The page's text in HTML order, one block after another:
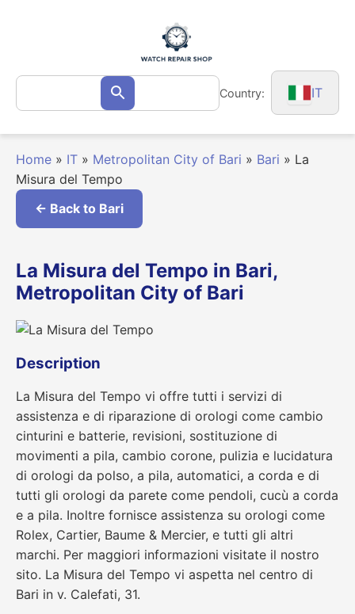
Search
for: Search Country: IT
Home » IT » Metropolitan City of Bari » Bari » La
Misura del Tempo
← Back to Bari
La Misura del Tempo in Bari,
Metropolitan City of Bari
Description
La Misura del Tempo vi offre tutti i servizi di
assistenza e di riparazione di orologi come cambio
cinturini e batterie, revisioni, sostituzione di
movimenti a pila, cambio corone, pulizia e lucidatura
di orologi da polso, a pila, automatici, a corda e di
tutti gli orologi da parete come pendoli, cucù a corda
e a pila. Inoltre fornisce assistenza su orologi come
Rolex, Cartier, Baume & Mercier, e tutti gli altri
marchi. Per maggiori informazioni visitate il nostro
sito. La Misura del Tempo vi aspetta nel centro di
Bari in v. Calefati, 31.